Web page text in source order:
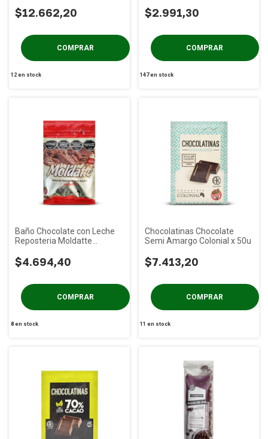
$12.662,20
12en stock
$2.991,30
147en stock
Baño Chocolate con Leche
Reposteria Moldatte
$4.694,40
8en stock
Chocolatinas Chocolate
Semi Amargo Colonial x 50u
$7.413,20
11 en stock